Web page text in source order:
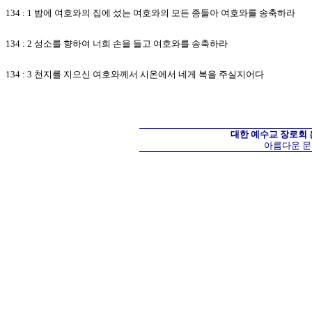
134 : 1 밤에 여호와의 집에 섰는 여호와의 모든 종들아 여호와를 송축하라
134 : 2 성소를 향하여 너희 손을 들고 여호와를 송축하라
134 : 3 천지를 지으신 여호와께서 시온에서 네게 복을 주실지어다
대한 예수교 장로회
아름다운